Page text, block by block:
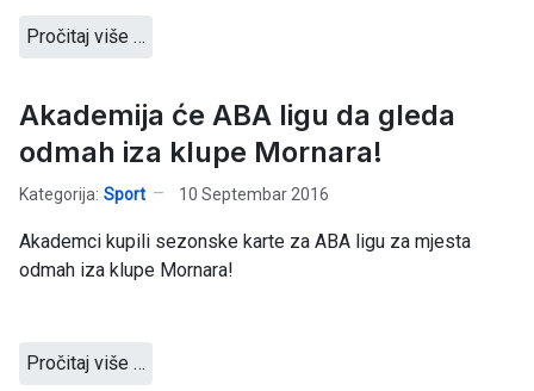
Pročitaj više …
Akademija će ABA ligu da gleda
odmah iza klupe Mornara!
Kategorija: Sport 10 Septembar 2016
Akademci kupili sezonske karte za ABA ligu za mjesta
odmah iza klupe Mornara!
Pročitaj više …